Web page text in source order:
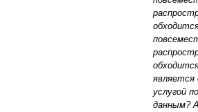
является
услугой
данным?